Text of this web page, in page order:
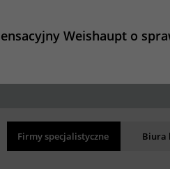
Weishaupt o
Firmy specjalistyczne Biura
BackWyniki
Ładowanie wyników